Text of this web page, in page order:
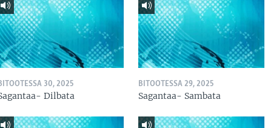
30, 2025
Dilbata
BITOOTESSA 29, 2025
Sagantaa- Sambata